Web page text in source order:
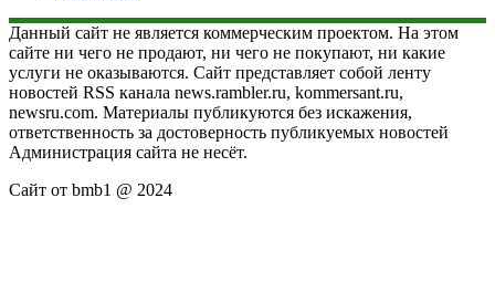
Данный сайт не является коммерческим проектом. На этом
сайте ни чего не продают, ни чего не покупают, ни какие
услуги не оказываются. Сайт представляет собой ленту
новостей RSS канала news.rambler.ru, kommersant.ru,
newsru.com. Материалы публикуются без искажения,
ответственность за достоверность публикуемых новостей
Администрация сайта не несёт.
Сайт от bmb1 @ 2024